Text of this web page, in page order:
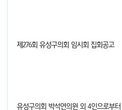
제 276회 유성구의회 임시회 집회공고
유성구의회 박석연의원 외 4인으로부